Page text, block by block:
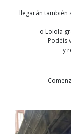
llegarán también
o Loiola
Podéis
y